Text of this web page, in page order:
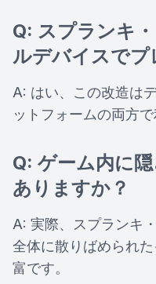
Q: スプランキ
ルデバイスでプ
A: はい、この改造は
ットフォームの両方で
Q: ゲーム内に
ありますか？
A: 実際、スプランキ
全体に散りばめられ
富です。